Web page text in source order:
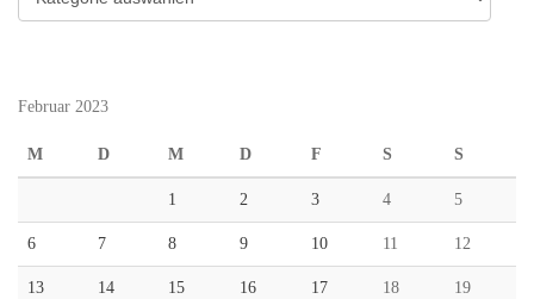
Februar 2023
M D M D F S S
1 2 3 4 5
6 7 8 9 10 11 12
13 14 15 16 17 18 19